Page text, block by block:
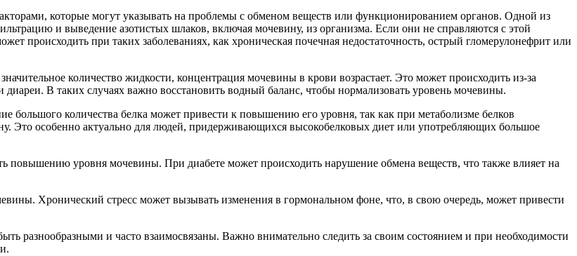
которые могут указывать на проблемы с обменом веществ или функционированием органов. Одной из
и выведение азотистых шлаков, включая мочевину, из организма. Если они не справляются с этой
происходить при таких заболеваниях, как хроническая почечная недостаточность, острый гломерулонефрит или
количество жидкости, концентрация мочевины в крови возрастает. Это может происходить из-за
В таких случаях важно восстановить водный баланс, чтобы нормализовать уровень мочевины.
большого количества белка может привести к повышению его уровня, так как при метаболизме белков
Это особенно актуально для людей, придерживающихся высокобелковых диет или употребляющих большое
повышению уровня мочевины. При диабете может происходить нарушение обмена веществ, что также влияет на
Хронический стресс может вызывать изменения в гормональном фоне, что, в свою очередь, может привести
разнообразными и часто взаимосвязаны. Важно внимательно следить за своим состоянием и при необходимости